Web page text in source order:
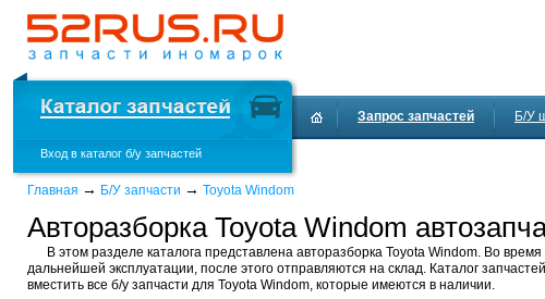
Вход в каталог б/у запчастей
Запрос запчастей Б/У
Главная → Б/У запчасти → Toyota Windom
Авторазборка Toyota Windom
В этом разделе каталога представлена авторазборка Toyota Windom. Во
дальнейшей эксплуатации, после этого отправляются на склад. Каталог
вместить все б/у запчасти для Toyota Windom, которые имеются в наличии.